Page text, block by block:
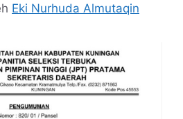
Eki Nurhuda Almutaqin